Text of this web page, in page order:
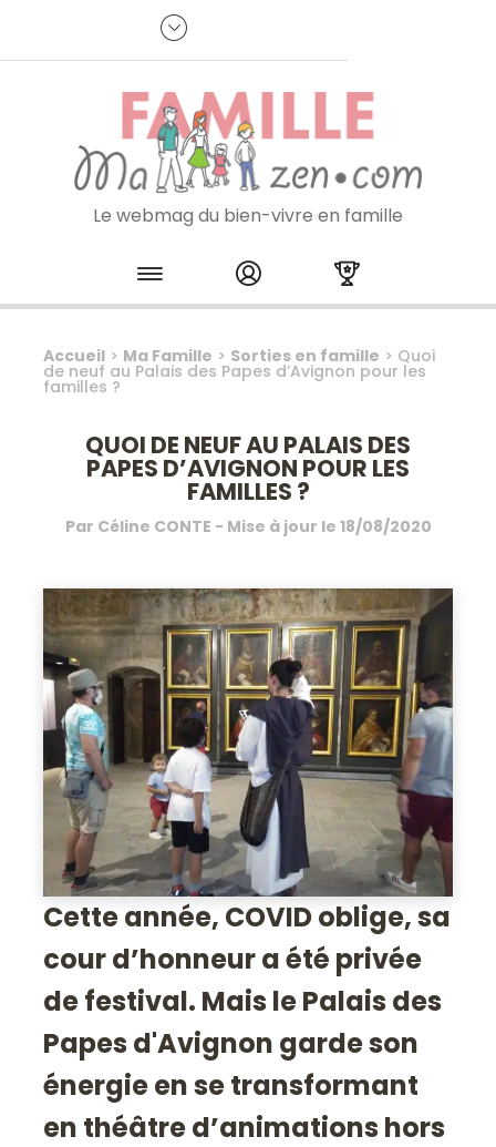
Je m'inscris à la newsletter
Le webmag du bien-vivre en famille
Skip to content
Accueil > Ma Famille > Sorties en famille > Quoi
de neuf au Palais des Papes d’Avignon pour les
familles ?
QUOI DE NEUF AU PALAIS DES
PAPES D’AVIGNON POUR LES
FAMILLES ?
Par Céline CONTE - Mise à jour le 18/08/2020
Cette année, COVID oblige, sa
cour d’honneur a été privée
de festival. Mais le Palais des
Papes d'Avignon garde son
énergie en se transformant
en théâtre d’animations hors
Panneau de gestion des cookies